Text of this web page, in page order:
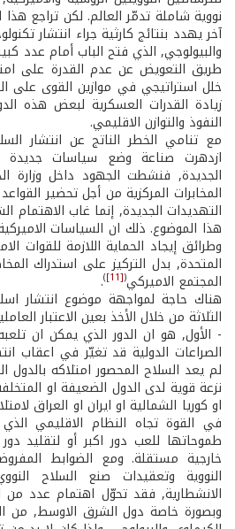
نووية شاملة تدمّر العالم. لكن تراجع
آخر يهدد بنتائج كارثية جراء انتشار
والبيولوجي, الذي فتح الباب أمام عدد
طريق التعويض عن عدم القدرة على
خلل استراتيجي في موازين القوى على
زيادة القدرات العسكرية لبعض هذه
النفوذ والتوازن الاقليمي.
مع تنامي الخطر الناتج عن انتشار
ازدهرت صناعة وضع سياسات جديدة
الجديدة, فنشطت الجهود داخل وزارة
المخابرات المركزية من أجل تحضير
التهديدات الجديدة, إنما غاب الاهتمام
هذا الموضوع. ذلك ان السياسات
وطرائق إيجاد الحماية اللازمة للقوات
المتحدة, بدل التركيز على استدراك
المجتمع الاميركي(
[11]
)
.
هناك حاجة لمواجهة موضوع انتشار
الثلاثة من خلال الأخذ بعين الاعتبار
-­ الأول, هو ان الدور الذي يمكن ان
الصراعات الدولية قد تغيّر في اعقاب
لم يعد السلاح المحصور امتلاكه بالدول
نزعة قوية لدى الدول الضعيفة او
او كوريا الشمالية او ايران او العراق
في القوة تجاه النظام الاقليمي
طموحاتها للعب دور اكبر أو لتقليد
خارجية مستقلة. ومع الضوابط
النووية وتعقيدات صنع السلاح
الانشطارية, فقد تحوّل اهتمام عدد من
وبصورة خاصة دول الشرق الاوسط, من